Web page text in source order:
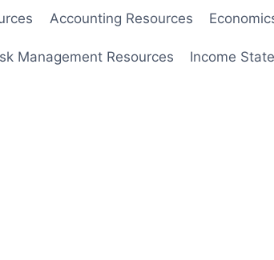
Accounting Resources
Management Resources Income